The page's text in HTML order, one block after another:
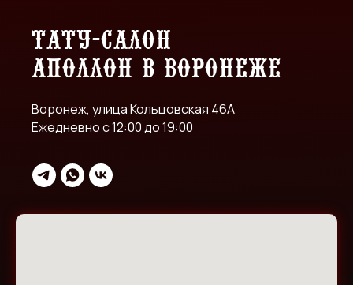
Тату-салон
Аполлон в Воронеже
Воронеж, улица Кольцовская 46А
Ежедневно с 12:00 до 19:00